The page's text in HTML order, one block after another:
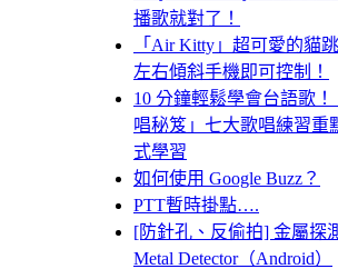
播歌就對了！
「Air Kitty」超可愛的貓
左右傾斜手機即可控制！
10 分鐘輕鬆學會台語歌
唱秘笈」七大歌唱練習重
式學習
如何使用 Google Buzz？
PTT暫時掛點….
[防針孔、反偷拍] 金屬探
Metal Detector（Android）